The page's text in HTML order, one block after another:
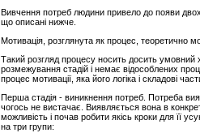
Вивчення потреб людини привело до появи двох
що описані нижче.
Мотивація, розглянута як процес, теоретично
Такий розгляд процесу носить досить умовний
розмежування стадій і немає відособлених
процес мотивації, яка його логіка і складові
Перша стадія - виникнення потреб. Потреба
чогось не вистачає. Виявляється вона в
можливість і почав робити якісь кроки для її
на три групи: